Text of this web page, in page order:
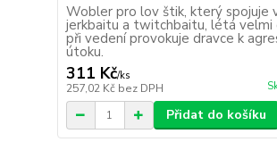
Wobler pro lov štik, který spojuje
jerkbaitu a twitchbaitu, létá velmi
při vedení provokuje dravce k
útoku.
311 Kč/ks
257,02 Kč bez DPH
Přidat do košíku